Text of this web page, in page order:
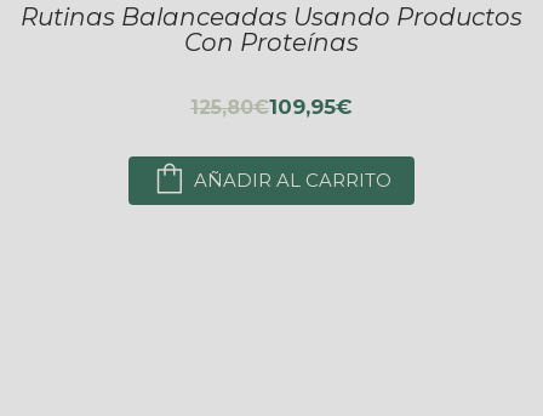
Rutinas Balanceadas Usando Productos
Con Proteínas
125,80€109,95€
AÑADIR AL CARRITO